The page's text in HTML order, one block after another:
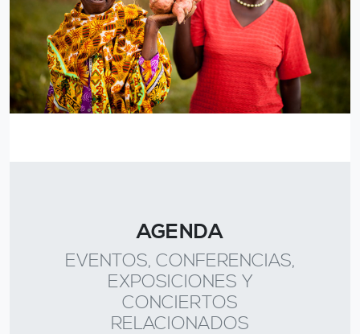
AGENDA
EVENTOS, CONFERENCIAS,
EXPOSICIONES Y
CONCIERTOS
RELACIONADOS